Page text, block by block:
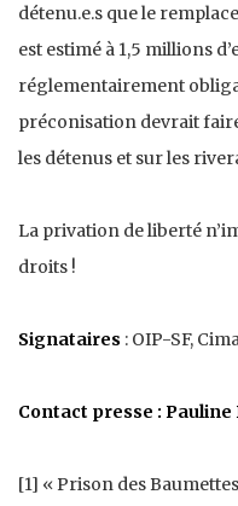
détenu.e.s que le
est estimé à 1,5 millions
réglementairement
préconisation devrait
les détenus et sur les
La privation de liberté
droits !
Signataires : OIP-SF,
Contact presse : Pauline
[1] « Prison des